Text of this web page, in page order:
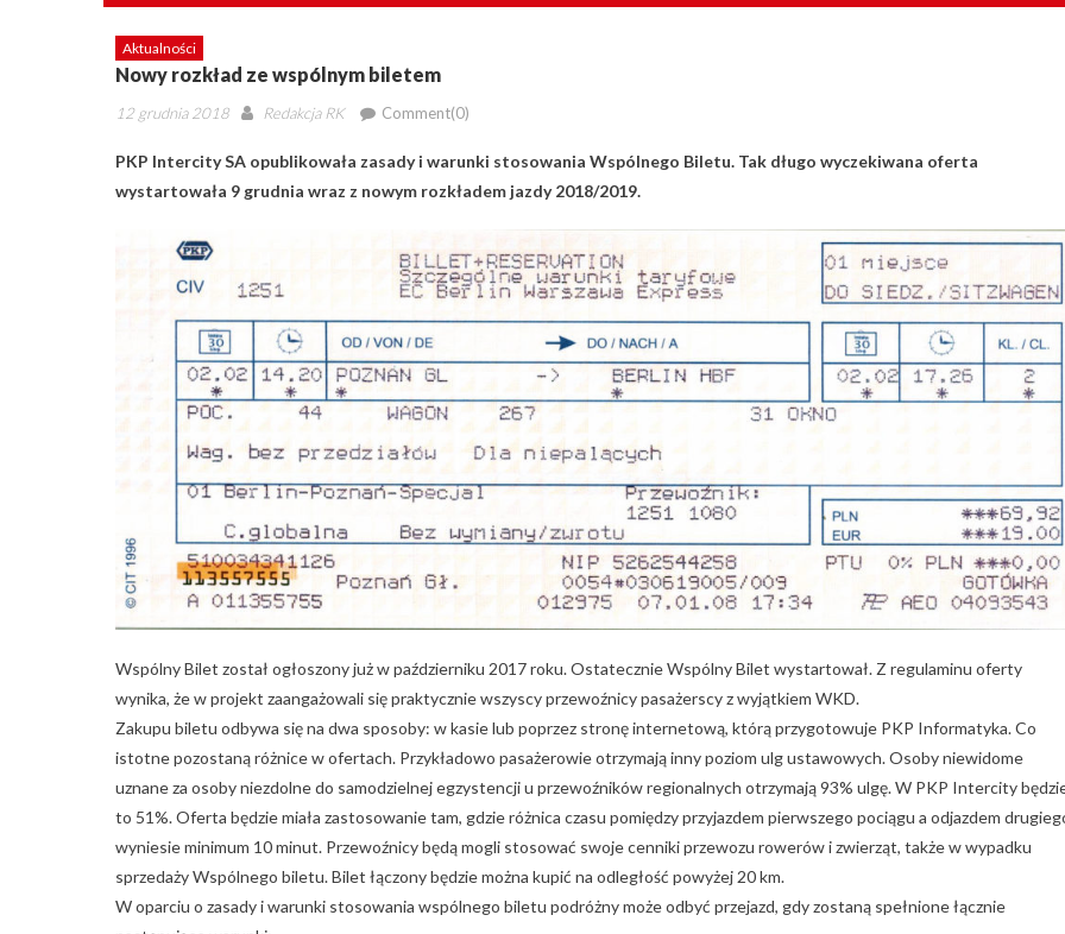
Aktualności
Nowy rozkład ze wspólnym biletem
Posted
12 grudnia 2018 Author
Redakcja RK Comment(0)
PKP Intercity SA opublikowała zasady i warunki stosowania Wspólnego Biletu. Tak długo wyczekiwana oferta
wystartowała 9 grudnia wraz z nowym rozkładem jazdy 2018/2019.
Wspólny Bilet został ogłoszony już w październiku 2017 roku. Ostatecznie Wspólny Bilet wystartował. Z regulaminu oferty
wynika, że w projekt zaangażowali się praktycznie wszyscy przewoźnicy pasażerscy z wyjątkiem WKD.
Zakupu biletu odbywa się na dwa sposoby: w kasie lub poprzez stronę internetową, którą przygotowuje PKP Informatyka. Co
istotne pozostaną różnice w ofertach. Przykładowo pasażerowie otrzymają inny poziom ulg ustawowych. Osoby niewidome
uznane za osoby niezdolne do samodzielnej egzystencji u przewoźników regionalnych otrzymają 93% ulgę. W PKP Intercity
to 51%. Oferta będzie miała zastosowanie tam, gdzie różnica czasu pomiędzy przyjazdem pierwszego pociągu a odjazdem
wyniesie minimum 10 minut. Przewoźnicy będą mogli stosować swoje cenniki przewozu rowerów i zwierząt, także w wypadku
sprzedaży Wspólnego biletu. Bilet łączony będzie można kupić na odległość powyżej 20 km.
W oparciu o zasady i warunki stosowania wspólnego biletu podróżny może odbyć przejazd, gdy zostaną spełnione łącznie